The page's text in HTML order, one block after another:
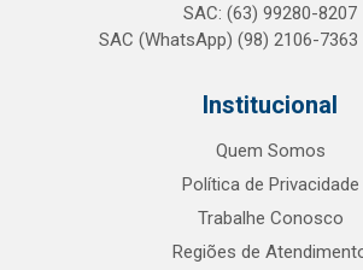
SAC: (63) 99280-8207
SAC (WhatsApp) (98) 2106-
Institucional
Quem Somos
Política de Privacidade
Trabalhe Conosco
Regiões de